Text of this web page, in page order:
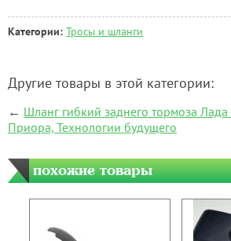
Категории: Тросы и шланги
Другие товары в этой категории:
← Шланг гибкий заднего тормоза Лада
Приора, Технологии будущего
похожие товары